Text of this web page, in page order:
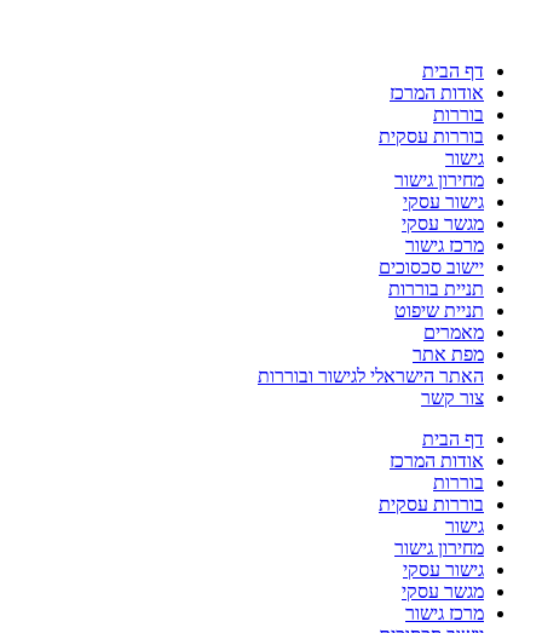
דף הבית
אודות המרכז
בוררות
בוררות עסקית
גישור
מחירון גישור
גישור עסקי
מגשר עסקי
מרכז גישור
יישוב סכסוכים
תניית בוררות
תניית שיפוט
מאמרים
מפת אתר
האתר הישראלי לגישור ובוררות
צור קשר
דף הבית
אודות המרכז
בוררות
בוררות עסקית
גישור
מחירון גישור
גישור עסקי
מגשר עסקי
מרכז גישור